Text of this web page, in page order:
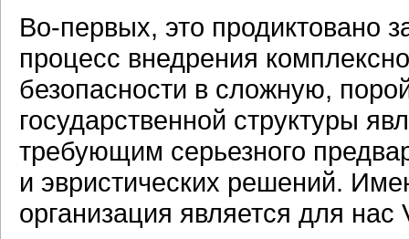
Во-первых, это продиктовано
процесс внедрения
безопасности в сложную,
государственной структуры
требующим серьезного
и эвристических решений.
организация является для нас